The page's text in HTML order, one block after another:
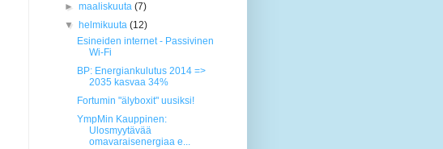
►maaliskuuta(7)
▼
helmikuuta(12)
Esineiden internet - Passivinen
Wi-Fi
BP: Energiankulutus 2014 =>
2035 kasvaa 34%
Fortumin "älyboxit" uusiksi!
YmpMin Kauppinen:
Ulosmyytävää
omavaraisenergiaa e...